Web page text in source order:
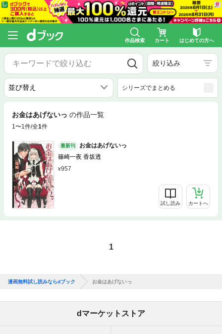
作品検索 カート はじめての方へ
絞り込み
シリーズでまとめる
お金はあげないっ の作品一覧
1〜1件/全1件
最新刊
お金はあげないっ
篠崎一夜 香坂透
957
試し読み カートへ
1
漫画無料試し読みならdブック お金はあげないっ
dマーケットストア